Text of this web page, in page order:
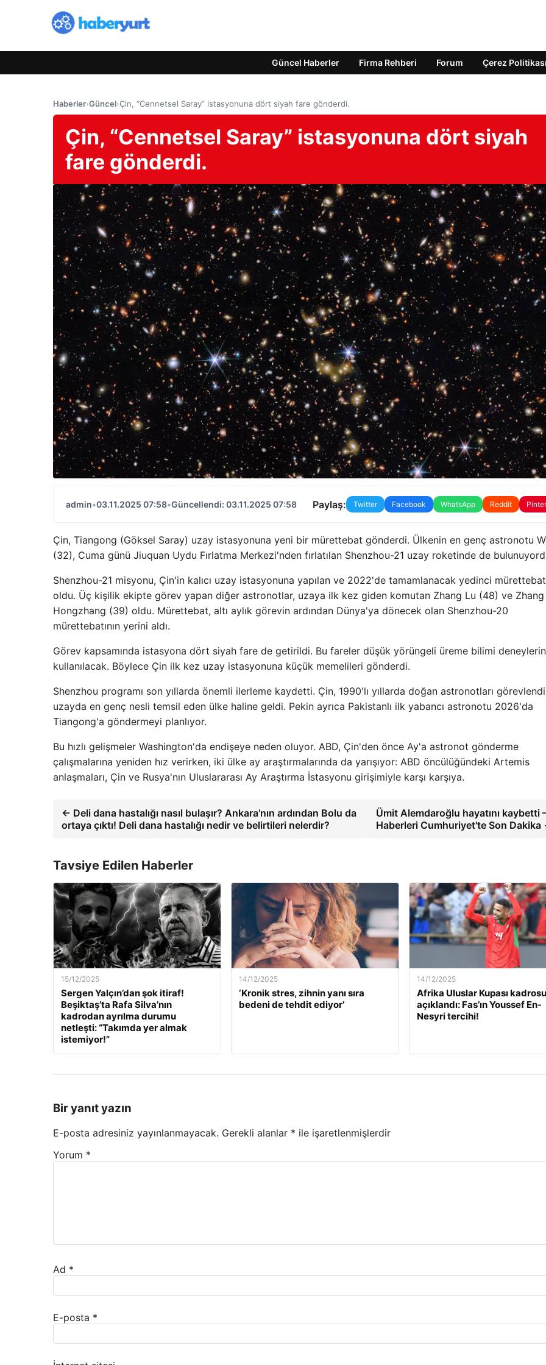
Güncel Haberler Firma Rehberi Forum Çerez Politikası
Haberler›Güncel›Çin, “Cennetsel Saray” istasyonuna dört siyah fare gönderdi.
Çin, “Cennetsel Saray” istasyonuna dört siyah
fare gönderdi.
admin•03.11.2025 07:58•Güncellendi: 03.11.2025 07:58 Paylaş: Twitter Facebook WhatsApp Reddit
Çin, Tiangong (Göksel Saray) uzay istasyonuna yeni bir mürettebat gönderdi. Ülkenin en genç astronotu
(32), Cuma günü Jiuquan Uydu Fırlatma Merkezi'nden fırlatılan Shenzhou-21 uzay roketinde de
Shenzhou-21 misyonu, Çin'in kalıcı uzay istasyonuna yapılan ve 2022'de tamamlanacak yedinci
oldu. Üç kişilik ekipte görev yapan diğer astronotlar, uzaya ilk kez giden komutan Zhang Lu (48) ve Zhang
Hongzhang (39) oldu. Mürettebat, altı aylık görevin ardından Dünya'ya dönecek olan Shenzhou-20
mürettebatının yerini aldı.
Görev kapsamında istasyona dört siyah fare de getirildi. Bu fareler düşük yörüngeli üreme bilimi
kullanılacak. Böylece Çin ilk kez uzay istasyonuna küçük memelileri gönderdi.
Shenzhou programı son yıllarda önemli ilerleme kaydetti. Çin, 1990'lı yıllarda doğan astronotları
uzayda en genç nesli temsil eden ülke haline geldi. Pekin ayrıca Pakistanlı ilk yabancı astronotu 2026'da
Tiangong'a göndermeyi planlıyor.
Bu hızlı gelişmeler Washington'da endişeye neden oluyor. ABD, Çin'den önce Ay'a astronot gönderme
çalışmalarına yeniden hız verirken, iki ülke ay araştırmalarında da yarışıyor: ABD öncülüğündeki Artemis
anlaşmaları, Çin ve Rusya'nın Uluslararası Ay Araştırma İstasyonu girişimiyle karşı karşıya.
← Deli dana hastalığı nasıl bulaşır? Ankara'nın ardından Bolu da
ortaya çıktı! Deli dana hastalığı nedir ve belirtileri nelerdir?
Ümit Alemdaroğlu hayatını kaybetti
Haberleri Cumhuriyet'te Son Dakika
Tavsiye Edilen Haberler
15/12/2025
Sergen Yalçın’dan şok itiraf!
Beşiktaş’ta Rafa Silva’nın
kadrodan ayrılma durumu
netleşti: “Takımda yer almak
istemiyor!”
14/12/2025
‘Kronik stres, zihnin yanı sıra
bedeni de tehdit ediyor’
14/12/2025
Afrika Uluslar Kupası kadrosu
açıklandı: Fas’ın Youssef En-
Nesyri tercihi!
Bir yanıt yazın
E-posta adresiniz yayınlanmayacak. Gerekli alanlar * ile işaretlenmişlerdir
Yorum *
Ad *
E-posta *